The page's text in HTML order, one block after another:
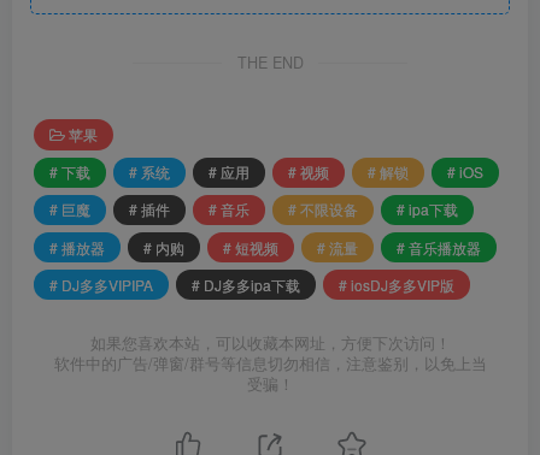
THE END
苹果
# 下载
# 系统 # 应用 # 视频 # 解锁
# iOS
# 巨魔
# 插件 # 音乐 # 不限设备
# ipa下载
# 播放器
# 内购 # 短视频 # 流量
# 音乐播放器
# DJ多多VIPIPA
# DJ多多ipa下载 # iosDJ多多VIP版
如果您喜欢本站，可以收藏本网址，方便下次访问！
软件中的广告/弹窗/群号等信息切勿相信，注意鉴别，以免上当
受骗！